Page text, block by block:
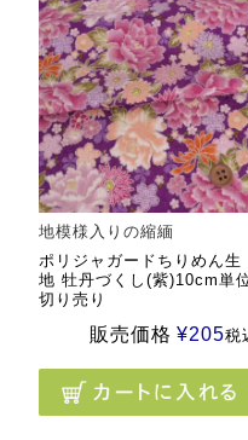
地模様入りの縮緬
ポリジャガードちりめん生
地 牡丹づくし(紫)10cm単
切り売り
販売価格 ¥205税